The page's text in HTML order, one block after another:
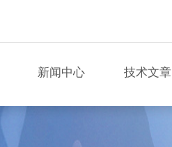
新闻中心 技术文章